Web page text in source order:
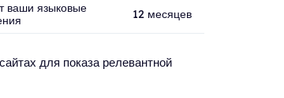
ваши языковые
12 месяцев
для показа релевантной